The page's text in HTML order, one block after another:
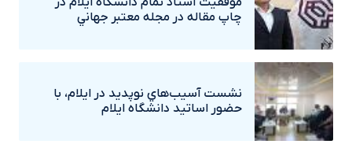
چاپ مقاله در مجله معتبر جهاني
نشست آسيب‌هاي نوپديد در ايلام، با
حضور اساتيد دانشگاه ايلام